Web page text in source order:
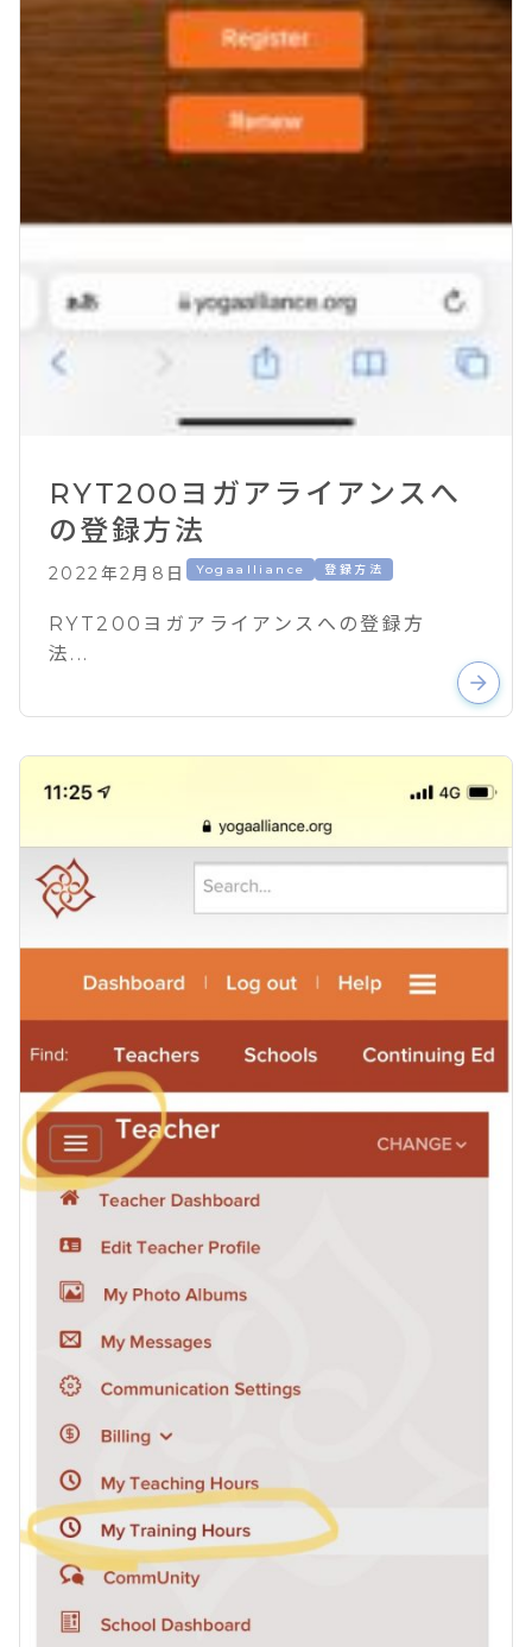
RYT200ヨガアライアンスへ
の登録方法
2022年2月8日 Yogaalliance 登録方法
RYT200ヨガアライアンスへの登録方
法...
arrow_forward